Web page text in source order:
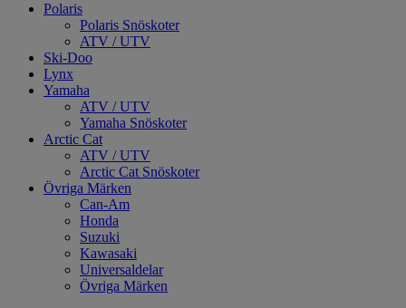
Polaris
Polaris Snöskoter
ATV / UTV
Ski-Doo
Lynx
Yamaha
ATV / UTV
Yamaha Snöskoter
Arctic Cat
ATV / UTV
Arctic Cat Snöskoter
Övriga Märken
Can-Am
Honda
Suzuki
Kawasaki
Universaldelar
Övriga Märken